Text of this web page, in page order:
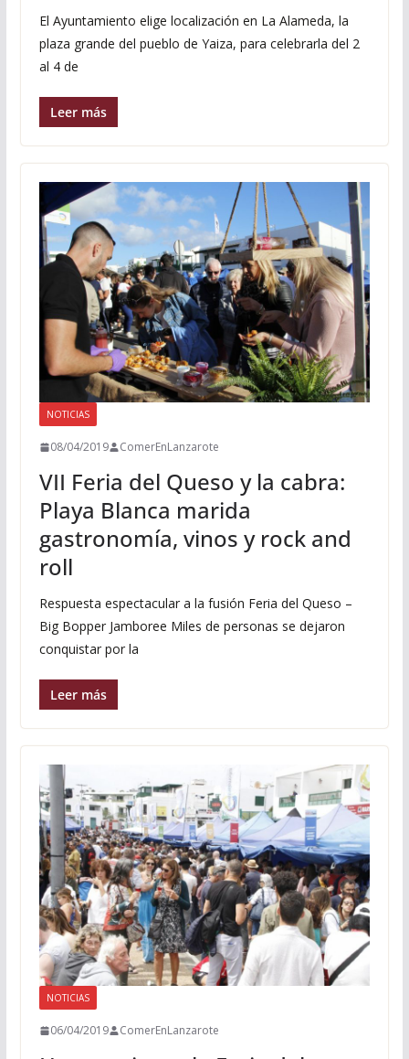
El Ayuntamiento elige localización en La Alameda, la
plaza grande del pueblo de Yaiza, para celebrarla del 2
al 4 de
Leer más
NOTICIAS
08/04/2019 ComerEnLanzarote
VII Feria del Queso y la cabra:
Playa Blanca marida
gastronomía, vinos y rock and
roll
Respuesta espectacular a la fusión Feria del Queso –
Big Bopper Jamboree Miles de personas se dejaron
conquistar por la
Leer más
NOTICIAS
06/04/2019 ComerEnLanzarote